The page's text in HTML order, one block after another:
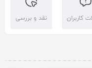
کاربران نقد و بررسی